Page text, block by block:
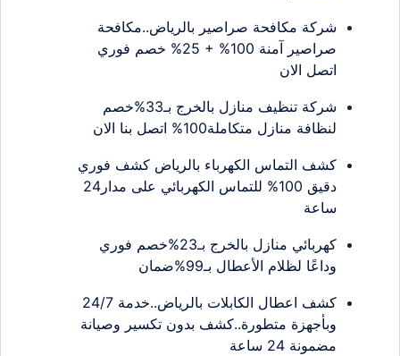
شركة مكافحة صراصير بالرياض..مكافحة
صراصير آمنة 100% + 25% خصم فوري
اتصل الان
شركة تنظيف منازل بالخرج بـ33%خصم
لنظافة منازل متكاملة100% اتصل بنا الان
كشف التماس الكهرباء بالرياض كشف فوري
دقيق 100% للتماس الكهربائي على مدار24
ساعة
كهربائي منازل بالخرج بـ23%خصم فوري
وداعًا لظلام الأعطال بـ99%ضمان
كشف اعطال الكابلات بالرياض..خدمة 24/7
وبأجهزة متطورة..كشف بدون تكسير وصيانة
مضمونة 24 ساعة